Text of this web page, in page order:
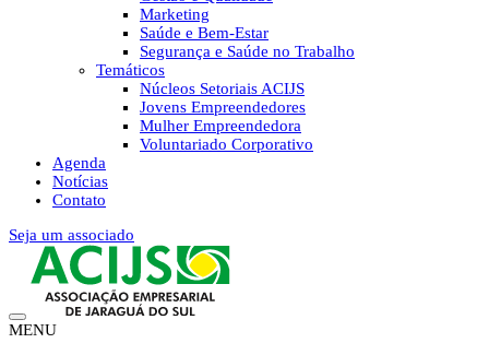
Marketing
Saúde e Bem-Estar
Segurança e Saúde no Trabalho
Temáticos
Núcleos Setoriais ACIJS
Jovens Empreendedores
Mulher Empreendedora
Voluntariado Corporativo
Agenda
Notícias
Contato
Seja um associado
MENU